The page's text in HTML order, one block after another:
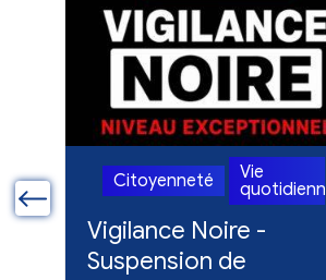
Citoyenneté
Vie
quotidienne
Vigilance Noire -
Suspension de